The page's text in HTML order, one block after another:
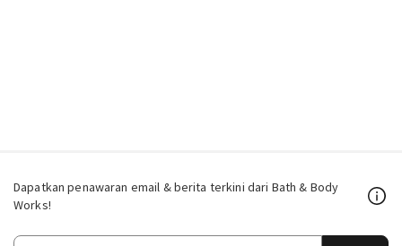
Dapatkan penawaran email & berita terkini dari Bath & Body
Works!